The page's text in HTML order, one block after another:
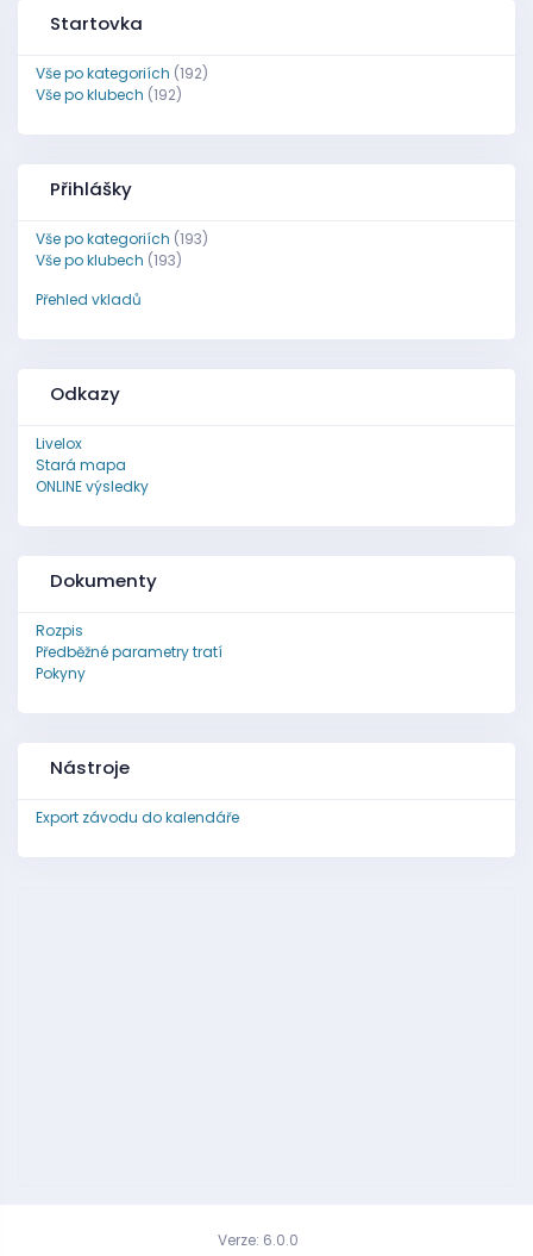
Startovka
Vše po kategoriích (192)
Vše po klubech (192)
Přihlášky
Vše po kategoriích (193)
Vše po klubech (193)
Přehled vkladů
Odkazy
Livelox
Stará mapa
ONLINE výsledky
Dokumenty
Rozpis
Předběžné parametry tratí
Pokyny
Nástroje
Export závodu do kalendáře
Verze: 6.0.0